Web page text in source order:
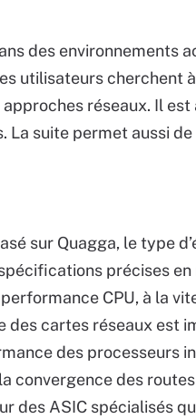
des environnements
utilisateurs cherchent
réseaux. Il
suite permet aussi
sur Quagga, le type
précises
CPU, à la
des cartes réseaux est
des processeurs
convergence des
des ASIC spécialisés